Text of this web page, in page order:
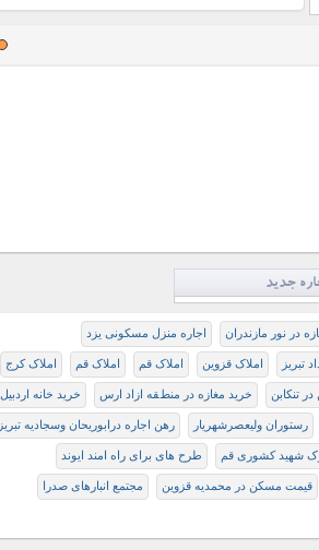
جدید
در نور مازندران اجاره منزل مسکونی یزد
تبریز املاک قزوین املاک قم املاک قم املاک کرج
تنكابن ﺧﺮﻳﺪ ﻣﻐﺎﺯﻩ ﺩﺭ ﻣﻨﻂﻘﻪ ﺍﺯﺍﺩ ارس خرید خانه اردبیل
رستوران ولیعصرشهریار رهن اجاره درابوریحان وسجادیه تبریز
شهید کشوری قم طرح های برای راه امند ایوند
قیمت مسکن در محمدیه قزوین مجتمع انبارهای صدرا